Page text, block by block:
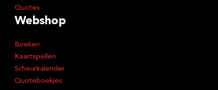
Quotes
Webshop
Boeken
Kaartspellen
Scheurkalender
Quoteboekjes